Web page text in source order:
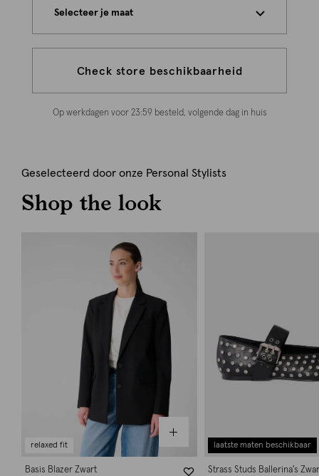
Selecteer je maat
Check store beschikbaarheid
Op werkdagen voor 23:59 besteld, volgende dag in huis
Geselecteerd door onze Personal Stylists
Shop the look
relaxed fit
Basis Blazer Zwart
laatste maten beschikbaar
Strass Studs Ballerina's